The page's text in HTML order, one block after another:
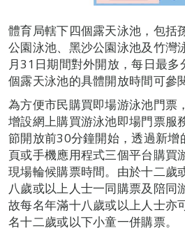
體育局轄下四個露天泳池，包括
公園泳池、黑沙公園泳池及竹灣
月31日期間對外開放，每日最
個露天泳池的具體開放時間可參
為方便市民購買即場游泳池門票
增設網上購買游泳池即場門票服
節開放前30分鐘開始，透過新增
頁或手機應用程式三個平台購買
現場輪候購票時間。由於十二歲
八歲或以上人士一同購票及陪同
故每名年滿十八歲或以上人士亦
名十二歲或以下小童一併購票。